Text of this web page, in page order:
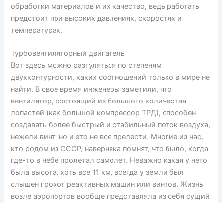
обработки материалов и их качество, ведь работать
предстоит при высоких давлениях, скоростях и
температурах.
Турбовентиляторный двигатель
Вот здесь можно разгуляться по степеням
двухконтурности, каких соотношений только в мире не
найти. В свое время инженеры заметили, что
вентилятор, состоящий из большого количества
лопастей (как большой компрессор ТРД), способен
создавать более быстрый и стабильный поток воздуха,
нежели винт, но и это не все прелести. Многие из нас,
кто родом из СССР, наверняка помнят, что было, когда
где-то в небе пролетал самолет. Неважно какая у него
была высота, хоть все 11 км, всегда у земли был
слышен грохот реактивных машин или винтов. Жизнь
возле аэропортов вообще представляла из себя сущий